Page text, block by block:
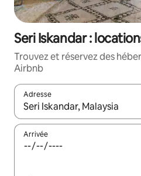
Seri Iskandar :
Trouvez et réservez des
Airbnb
Adresse
Lorsque les résultats
Arrivée